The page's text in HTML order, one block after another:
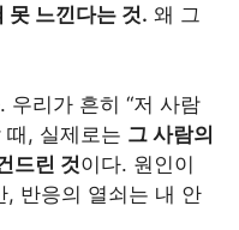
못 느낀다는 것. 왜 그
우리가 흔히 “저 사람
때, 실제로는 그 사람의
드린 것이다. 원인이
, 반응의 열쇠는 내 안